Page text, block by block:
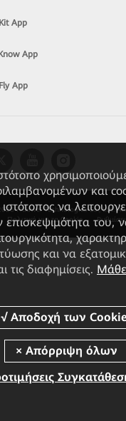
App
App
App
Huawei Technologies Co., Ltd.
Πολιτική για τα Cookie
και
να
επισκεψιμότητα του,
και να
τις διαφημίσεις. Μάθε